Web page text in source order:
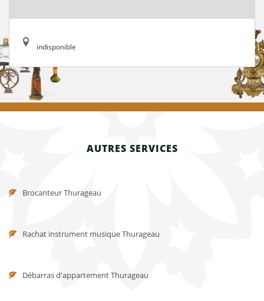
indisponible
AUTRES SERVICES
Brocanteur Thurageau
Rachat instrument musique Thurageau
Débarras d'appartement Thurageau